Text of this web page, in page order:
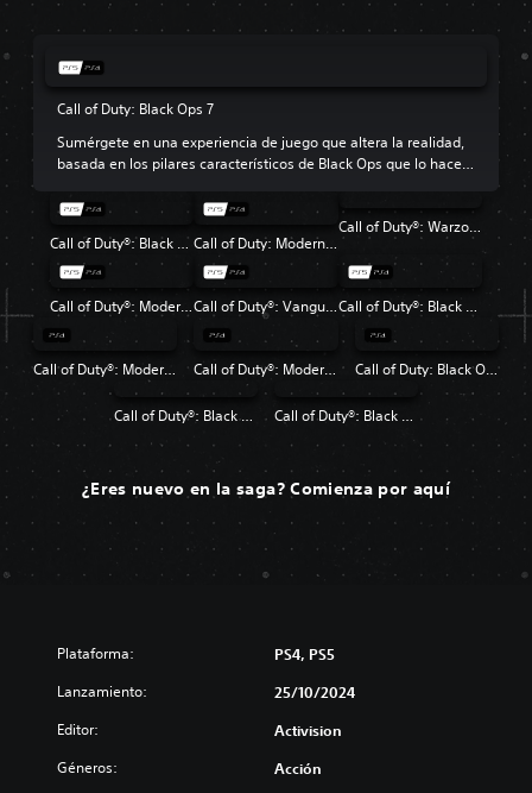
Call of Duty: Black Ops 7
Sumérgete en una experiencia de juego que altera la realidad,
basada en los pilares característicos de Black Ops que lo hacen
Call of Duty®: Black Ops 6 Call of Duty: Modern Warfare III
Call of Duty®: Warzone™
Call of Duty®: Modern Warfare® II Call of Duty®: Vanguard Call of Duty®: Black Ops Cold War
Call of Duty®: Modern Warfare® Call of Duty®: Modern Warfare® 2 Campaign Remastered Call of Duty: Black Ops 4
Call of Duty®: Black Ops Call of Duty®: Black Ops II
¿Eres nuevo en la saga? Comienza por aquí
Plataforma: PS4, PS5
Lanzamiento: 25/10/2024
Editor: Activision
Géneros: Acción